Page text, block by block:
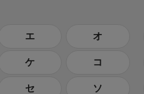
エ オ
ケ コ
セ ソ